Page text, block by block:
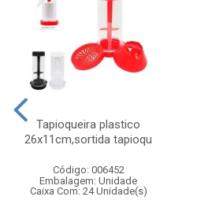
Tapioqueira plastico
26x11cm,sortida tapioqu
Código: 006452
Embalagem: Unidade
Caixa Com: 24 Unidade(s)